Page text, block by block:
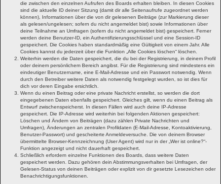
die zwischen den einzelnen Aufrufen des Boards erhalten bleiben. In diesen Cookies
sind die aktuelle ID deiner Sitzung (damit dir alle Seitenaufrufe zugeordnet werden
können), Informationen über die von dir gelesenen Beiträge (zur Markierung dieser
als gelesen/ungelesen; sofern du nicht angemeldet bist) sowie Informationen über
deine Teilnahme an Umfragen (sofern du nicht angemeldet bist) gespeichert. Ferner
werden deine Benutzer-ID, ein Authentifizierungsschlüssel und eine Session-ID
gespeichert. Die Cookies haben standardmäßig eine Gültigkeit von einem Jahr. Alle
Cookies kannst du jederzeit über die Funktion „Alle Cookies löschen“ löschen.
Weiterhin werden die Daten gespeichert, die du bei der Registrierung, in deinem Profil
oder deinem persönlichem Bereich angibst. Für die Registrierung sind mindestens ein
eindeutiger Benutzername, eine E-Mail-Adresse und ein Passwort notwendig. Wenn
durch den Betreiber weitere Daten als notwendig festgelegt wurden, so ist dies für
dich vor deren Eingabe ersichtlich.
Wenn du einen Beitrag oder eine private Nachricht erstellst, so werden die dort
eingegebenen Daten ebenfalls gespeichert. Gleiches gilt, wenn du einen Beitrag als
Entwurf zwischenspeicherst. In diesen Fällen wird auch deine IP-Adresse
gespeichert. Die IP-Adresse wird weiterhin bei folgenden Aktionen gespeichert:
Löschen und Ändern von Beiträgen (dazu zählen Private Nachrichten und
Umfragen), Änderungen an zentralen Profildaten (E-Mail-Adresse, Kontoaktivierung,
Benutzer-Passwort) und gescheiterte Anmeldeversuche. Die von deinem Browser
übermittelte Browser-Kennzeichnung (User Agent) wird nur in der „Wer ist online?“-
Funktion angezeigt und nicht dauerhaft gespeichert.
Schließlich erfordern einzelne Funktionen des Boards, dass weitere Daten
gespeichert werden. Dazu gehören dein Abstimmungsverhalten bei Umfragen, der
Gelesen-Status von deinen Beiträgen oder explizit von dir gesetzte Lesezeichen oder
Benachrichtigungsfunktionen.